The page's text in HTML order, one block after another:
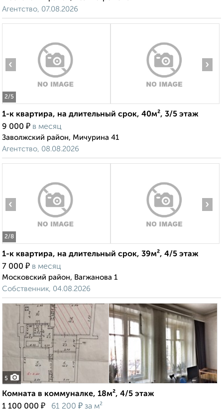
Агентство, 07.08.2026
2/5
‹ ›
1-к квартира, на длительный срок, 40м², 3/5 этаж
9 000 ₽ в месяц
Заволжский район, Мичурина 41
Агентство, 08.08.2026
2/8
‹ ›
1-к квартира, на длительный срок, 39м², 4/5 этаж
7 000 ₽ в месяц
Московский район, Вагжанова 1
Собственник, 04.08.2026
5
Комната в коммуналке, 18м², 4/5 этаж
1 100 000 ₽ 61 200 ₽ за м²